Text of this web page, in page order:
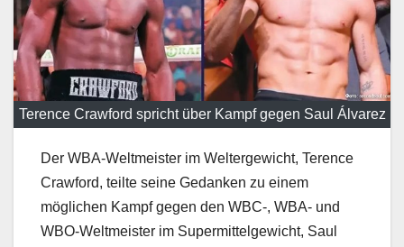
Terence Crawford spricht über Kampf gegen Saul Álvarez
Der WBA-Weltmeister im Weltergewicht, Terence
Crawford, teilte seine Gedanken zu einem
möglichen Kampf gegen den WBC-, WBA- und
WBO-Weltmeister im Supermittelgewicht, Saul